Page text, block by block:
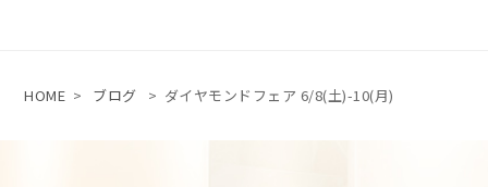
HOME > ブログ > ダイヤモンドフェア 6/8(土)-10(月)